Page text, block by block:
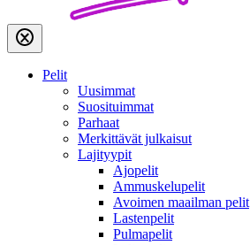
Pelit
Uusimmat
Suosituimmat
Parhaat
Merkittävät julkaisut
Lajityypit
Ajopelit
Ammuskelupelit
Avoimen maailman pelit
Lastenpelit
Pulmapelit